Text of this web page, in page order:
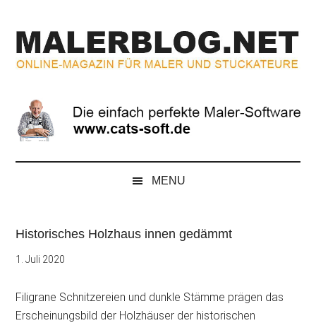
springen
secondary
menu
springen
springen
Magazin
für
Maler
und
MENU
Historisches Holzhaus innen gedämmt
1. Juli 2020
Filigrane Schnitzereien und dunkle Stämme prägen das
Erscheinungsbild der Holzhäuser der historischen